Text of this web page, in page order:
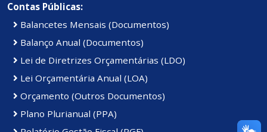
Contas Públicas:
Balancetes Mensais (Documentos)
Balanço Anual (Documentos)
Lei de Diretrizes Orçamentárias (LDO)
Lei Orçamentária Anual (LOA)
Orçamento (Outros Documentos)
Plano Plurianual (PPA)